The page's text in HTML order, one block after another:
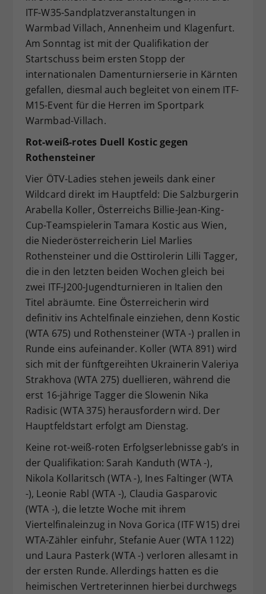
ITF-W35-Sandplatzveranstaltungen in
Warmbad Villach, Annenheim und Klagenfurt.
Am Sonntag ist mit der Qualifikation der
Startschuss beim ersten Stopp der
internationalen Damenturnierserie in Kärnten
gefallen, diesmal auch begleitet von einem ITF-
M15-Event für die Herren im Sportpark
Warmbad-Villach.
Rot-weiß-rotes Duell Kostic gegen
Rothensteiner
Vier ÖTV-Ladies stehen jeweils dank einer
Wildcard direkt im Hauptfeld: Die Salzburgerin
Arabella Koller, Österreichs Billie-Jean-King-
Cup-Teamspielerin Tamara Kostic aus Wien,
die Niederösterreicherin Liel Marlies
Rothensteiner und die Osttirolerin Lilli Tagger,
die in den letzten beiden Wochen gleich bei
zwei ITF-J200-Jugendturnieren in Italien den
Titel abräumte. Eine Österreicherin wird
definitiv ins Achtelfinale einziehen, denn Kostic
(WTA 675) und Rothensteiner (WTA -) prallen in
Runde eins aufeinander. Koller (WTA 891) wird
sich mit der fünftgereihten Ukrainerin Valeriya
Strakhova (WTA 275) duellieren, während die
erst 16-jährige Tagger die Slowenin Nika
Radisic (WTA 375) herausfordern wird. Der
Hauptfeldstart erfolgt am Dienstag.
Keine rot-weiß-roten Erfolgserlebnisse gab’s in
der Qualifikation: Sarah Kanduth (WTA -),
Nikola Kollaritsch (WTA -), Ines Faltinger (WTA
-), Leonie Rabl (WTA -), Claudia Gasparovic
(WTA -), die letzte Woche mit ihrem
Viertelfinaleinzug in Nova Gorica (ITF W15) drei
WTA-Zähler einfuhr, Stefanie Auer (WTA 1122)
und Laura Pasterk (WTA -) verloren allesamt in
der ersten Runde. Allerdings hatten es die
heimischen Vertreterinnen hierbei durchwegs
Zweck
Dieser Wert speichert Ihre Consent-
Einstellungen. Unter anderem eine
zufällig generierte ID, für die
historische Speicherung Ihrer
vorgenommen Einstellungen, falls der
Webseiten-Betreiber dies eingestellt
hat.